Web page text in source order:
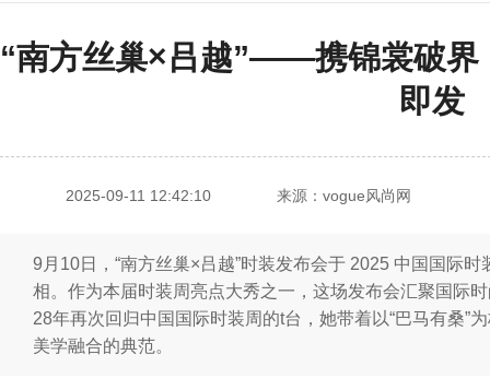
“南方丝巢×吕越”——携锦裳破界
即发
2025-09-11 12:42:10 来源：vogue风尚网
9月10日，“南方丝巢×吕越”时装发布会于 2025 中国国际
相。作为本届时装周亮点大秀之一，这场发布会汇聚国际
28年再次回归中国国际时装周的t台，她带着以“巴马有桑”
美学融合的典范。